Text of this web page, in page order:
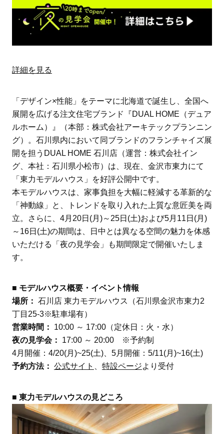
詳細を見る
「デザイン×性能」をテーマに北海道で誕生し、全国へ
展開を広げる注文住宅ブランド『DUAL HOME（デュア
ルホーム）』（本部：株式会社アーキテックプランニン
グ）。石川県内において同ブランドのフランチャイズ展
開を担うDUAL HOME 石川店（運営：株式会社イン
グ、本社：石川県小松市）は、現在、金沢市東力にて
「東力モデルハウス」を好評公開中です。
本モデルハウスは、家事負担を大幅に軽減する革新的な
「神動線」と、トレンドを取り入れた上質な意匠美を両
立。さらに、4月20日(月)～25日(土)および5月11日(月)
～16日(土)の期間は、日中とは異なる空間の魅力を体感
いただける「夜の見学会」も期間限定で開催いたしま
す。
■ モデルハウス概要・イベント情報
場所： 石川店 東力モデルハウス（石川県金沢市東力2
丁目25-3※駐車場有）
営業時間：
10:00 ～ 17:00（定休日：火・水）
夜の見学会：
17:00 ～ 20:00 ※予約制
4月開催：4/20(月)~25(土)、5月開催：5/11(月)~16(土)
予約方法： 公式サイト 特設ページより受付
■ 東力モデルハウスの見どころ